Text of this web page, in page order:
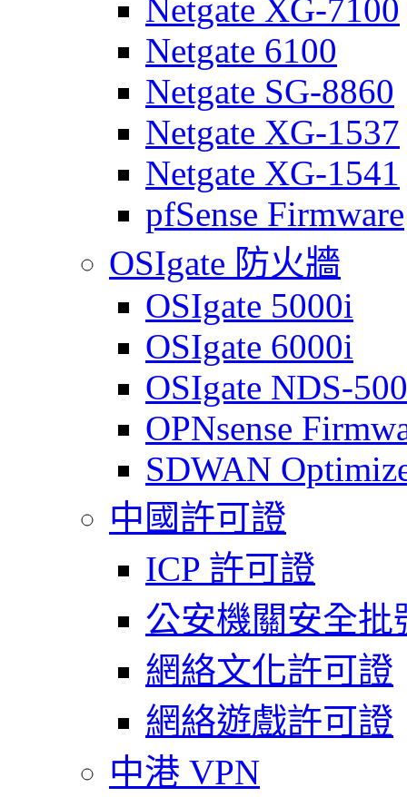
Netgate XG-7100
Netgate 6100
Netgate SG-8860
Netgate XG-1537
Netgate XG-1541
pfSense Firmware
OSIgate 防火牆
OSIgate 5000i
OSIgate 6000i
OSIgate NDS-
OPNsense
SDWAN
中國許可證
ICP 許可證
公安機關安全批
網絡文化許可證
網絡遊戲許可證
中港 VPN